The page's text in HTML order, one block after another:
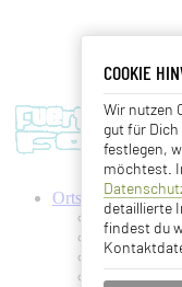
COOKIE
Wir nutzen
gut für
festlegen,
möchtest.
detaillierte
findest du
Ortschaften
Antigua
Ajuy
Betancuria
Caleta de